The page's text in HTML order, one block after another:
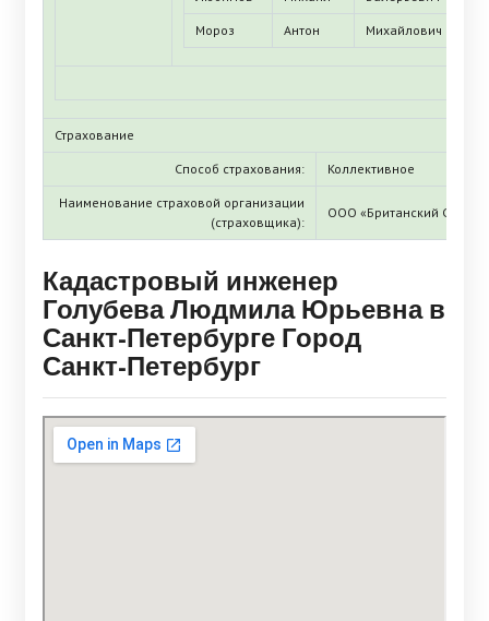
Мороз Антон Михайлович
Страхование
Способ страхования: Коллективное
Наименование страховой организации
(страховщика):
ООО «Британский
Кадастровый инженер
Голубева Людмила Юрьевна в
Санкт-Петербурге Город
Санкт-Петербург